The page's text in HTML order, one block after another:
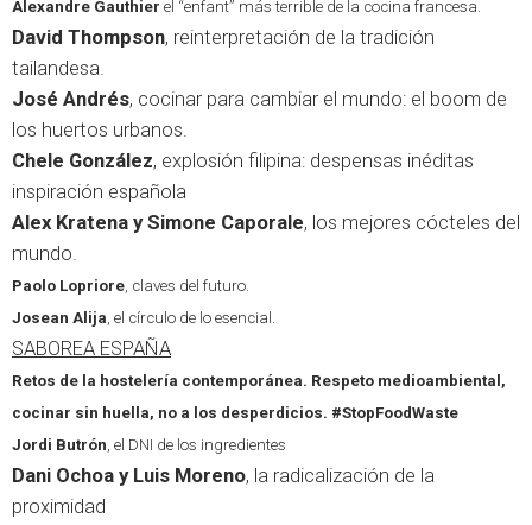
Alexandre Gauthier el “enfant” más terrible de la cocina francesa.
David Thompson, reinterpretación de la tradición
tailandesa.
José Andrés, cocinar para cambiar el mundo: el boom de
los huertos urbanos.
Chele González, explosión filipina: despensas inéditas
inspiración española
Alex Kratena y Simone Caporale, los mejores cócteles del
mundo.
Paolo Lopriore, claves del futuro.
Josean Alija, el círculo de lo esencial.
SABOREA ESPAÑA
Retos de la hostelería contemporánea. Respeto medioambiental,
cocinar sin huella, no a los desperdicios. #StopFoodWaste
Jordi Butrón, el DNI de los ingredientes
Dani Ochoa y Luis Moreno, la radicalización de la
proximidad